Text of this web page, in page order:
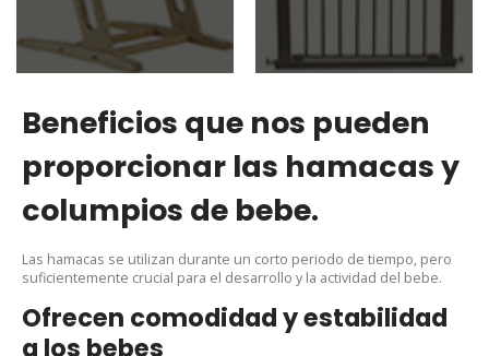
Beneficios que nos pueden
proporcionar las hamacas y
columpios de bebe.
Las hamacas se utilizan durante un corto periodo de tiempo, pero
suficientemente crucial para el desarrollo y la actividad del bebe.
Ofrecen comodidad y estabilidad
a los bebes